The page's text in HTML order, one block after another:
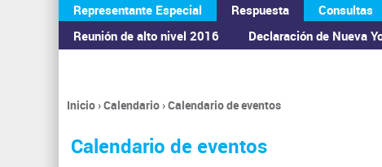
Representante Especial
Respuesta
Reunión de alto nivel 2016
Declaración de Nueva
Consultas
ASAMBLEA GENERAL
Se
encuentra
usted
Inicio›Calendario›Calendario de eventos
Calendario de eventos